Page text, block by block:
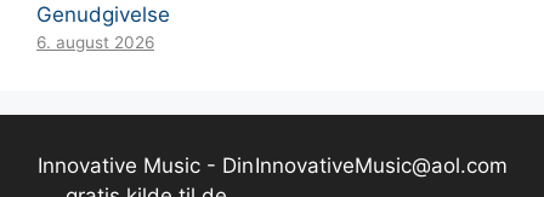
Genudgivelse
6. august 2026
Innovative Music - DinInnovativeMusic@aol.com